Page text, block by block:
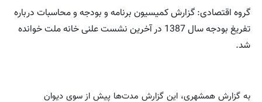
گروه اقتصادی: گزارش کمیسیون برنامه و بودجه و محاسبات درباره
تفریغ بودجه سال 1387 در آخرین نشست علنی خانه ملت خوانده
شد.
به گزارش همشهری، این گزارش مدت‌ها پیش از سوی دیوان